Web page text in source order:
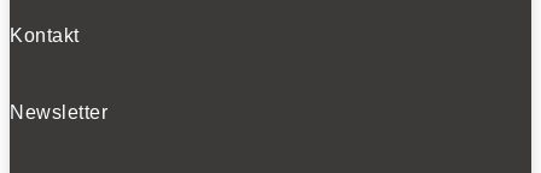
Kontakt
Newsletter